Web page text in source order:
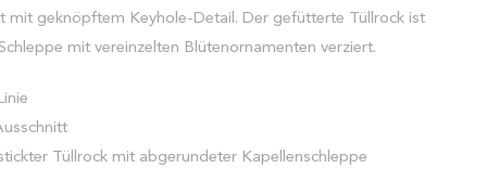
mit geknöpftem Keyhole-Detail. Der gefütterte Tüllrock ist
mit vereinzelten Blütenornamenten verziert.
Tüllrock mit abgerundeter Kapellenschleppe